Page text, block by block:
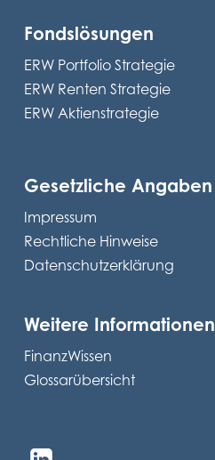
Fondslösungen
ERW Portfolio Strategie
ERW Renten Strategie
ERW Aktienstrategie
Gesetzliche Angaben
Impressum
Rechtliche Hinweise
Datenschutzerklärung
Weitere Informationen
FinanzWissen
Glossarübersicht